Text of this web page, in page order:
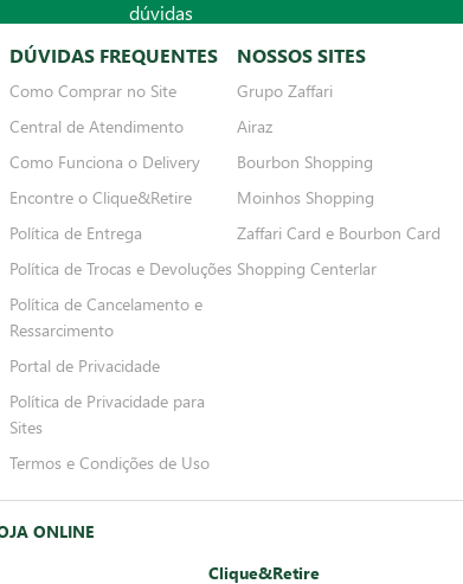
DÚVIDAS FREQUENTES
Como Comprar no Site
Central de Atendimento
Como Funciona o Delivery
Encontre o Clique&Retire
Política de Entrega
Política de Trocas e Devoluções
Política de Cancelamento e
Ressarcimento
Portal de Privacidade
Política de Privacidade para
Sites
Termos e Condições de Uso
NOSSOS SITES
Grupo Zaffari
Airaz
Bourbon Shopping
Moinhos Shopping
Zaffari Card e Bourbon Card
Shopping Centerlar
ONLINE
Clique&Retire